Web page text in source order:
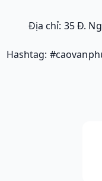
Địa chỉ: 35 Đ.
Hashtag: